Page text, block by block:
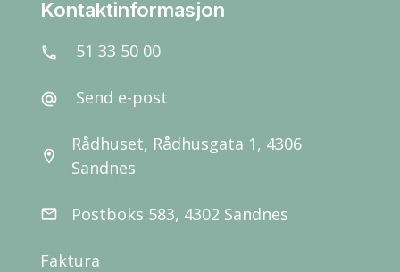
Kontaktinformasjon
call 51 33 50 00
alternate_email Send e-post
location_on
Rådhuset, Rådhusgata 1, 4306
Sandnes
email Postboks 583, 4302 Sandnes
Faktura